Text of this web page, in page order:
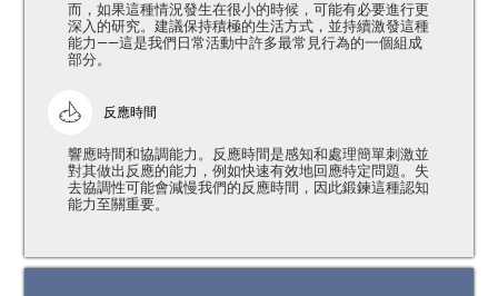
而，如果這種情況發生在很小的時候，可能有必要進行更
深入的研究。建議保持積極的生活方式，並持續激發這種
能力——這是我們日常活動中許多最常見行為的一個組成
部分。
反應時間
響應時間和協調能力。反應時間是感知和處理簡單刺激並
對其做出反應的能力，例如快速有效地回應特定問題。失
去協調性可能會減慢我們的反應時間，因此鍛鍊這種認知
能力至關重要。